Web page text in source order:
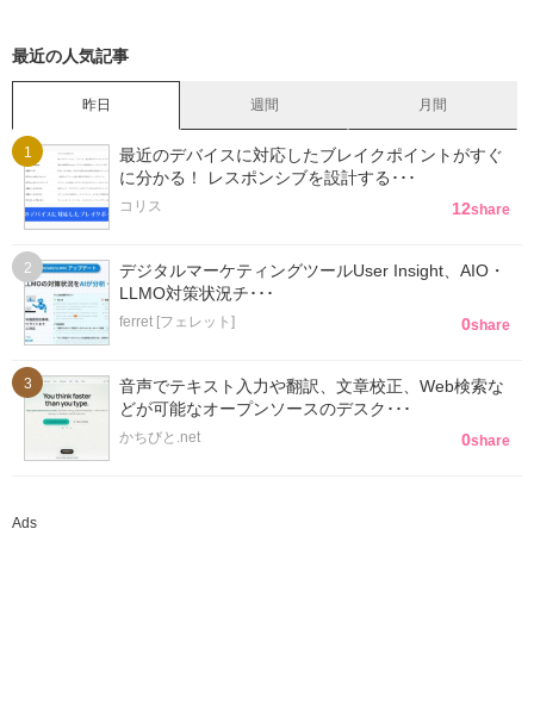
最近の人気記事
昨日 週間 月間
最近のデバイスに対応したブレイクポイントがすぐ
に分かる！ レスポンシブを設計する･･･
コリス 12share
デジタルマーケティングツールUser Insight、AIO・
LLMO対策状況チ･･･
ferret [フェレット] 0share
音声でテキスト入力や翻訳、文章校正、Web検索な
どが可能なオープンソースのデスク･･･
かちびと.net 0share
Ads